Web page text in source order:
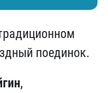
поединок.
,